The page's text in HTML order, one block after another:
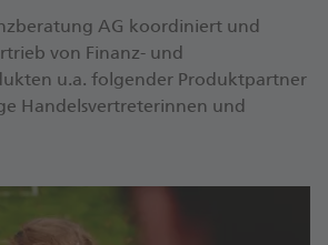
AG koordiniert und
von Finanz- und
u.a. folgender Produktpartner
Handelsvertreterinnen und